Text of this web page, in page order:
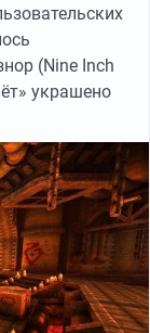
(Nine Inch
украшено